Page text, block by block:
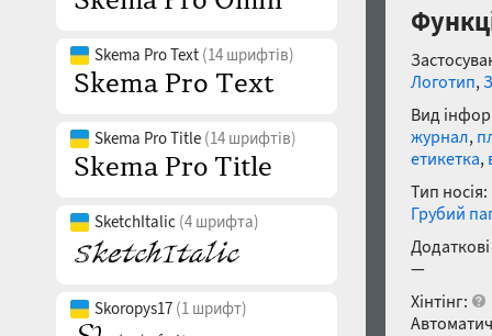
Skema Pro Text (14 шрифтів)
Skema Pro Title (14 шрифтів)
SketchItalic (4 шрифта)
Skoropys17 (1 шрифт)
Логотип,
Вид
журнал,
етикетка,
Тип носія:
Грубий
—
Хінтінг: